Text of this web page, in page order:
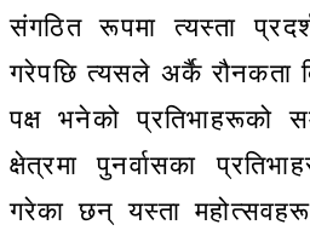
संगठित रूपमा त्यस्ता
गरेपछि त्यसले अर्कै रौनकता
पक्ष भनेको प्रतिभाहरूको
क्षेत्रमा पुनर्वासका
गरेका छन् यस्ता